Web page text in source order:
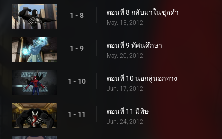
1 - 8 ตอนที่ 8 กลับมาในชุดดำ
May. 13, 2012
1 - 9 ตอนที่ 9 ทัศนศึกษา
May. 20, 2012
1 - 10 ตอนที่ 10 นอกลู่นอกทาง
Jun. 17, 2012
1 - 11 ตอนที่ 11 มีพิษ
Jun. 24, 2012